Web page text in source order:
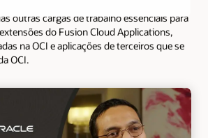
de dados no Fusion Cloud
outras cargas de trabalho essenciais para
do Fusion Cloud Applications,
na OCI e aplicações de terceiros que se
OCI.